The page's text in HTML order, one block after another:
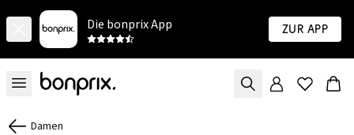
Die bonprix App Zur App
Damen